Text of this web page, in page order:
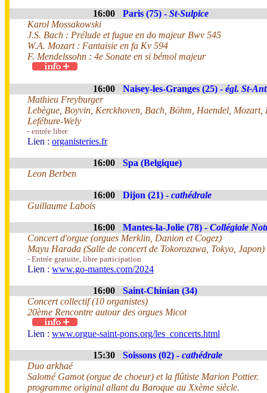
16:00 Paris (75) - St-Sulpice
Karol Mossakowski
J.S. Bach : Prélude et fugue en do majeur Bwv 545
W.A. Mozart : Fantaisie en fa Kv 594
F. Mendelssohn : 4e Sonate en si bémol majeur
16:00 Naisey-les-Granges (25) - égl. St-
Mathieu Freyburger
Lebègue, Boyvin, Kerckhoven, Bach, Böhm, Haendel, Mozart,
Lefébure-Wely
- entrée libre
Lien : organisteries.fr
16:00
Spa (Belgique)
Leon Berben
16:00 Dijon (21) - cathédrale
Guillaume Labois
16:00 Mantes-la-Jolie (78) - Collégiale
Concert d'orgue (orgues Merklin, Danion et Cogez)
Mayu Harada (Salle de concert de Tokorozawa, Tokyo, Japon)
- Entrée gratuite, libre participation
Lien : www.go-mantes.com/2024
16:00
Saint-Chinian (34)
Concert collectif (10 organistes)
20ème Rencontre autour des orgues Micot
Lien : www.orgue-saint-pons.org/les_concerts.html
15:30 Soissons (02) - cathédrale
Duo arkhaé
Salomé Gamot (orgue de choeur) et la flûtiste Marion Pottier.
programme original allant du Baroque au Xxème siècle.